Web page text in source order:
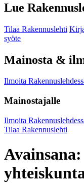
Lue
Tilaa Rakennuslehti
syöte
Mainosta &
Ilmoita
Mainostajalle
Ilmoita
Tilaa Rakennuslehti
Avainsana: